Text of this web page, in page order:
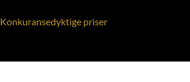
Konkuransedyktige priser